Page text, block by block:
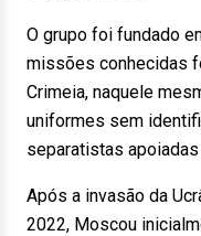
O grupo foi fundado
missões conhecidas
Crimeia, naquele
uniformes sem
separatistas
Após a invasão da
2022, Moscou